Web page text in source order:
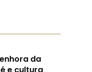
da